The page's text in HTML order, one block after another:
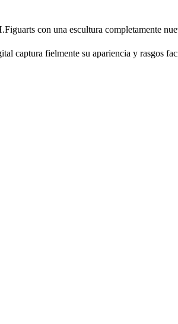
con una escultura completamente
captura fielmente su apariencia y rasgos